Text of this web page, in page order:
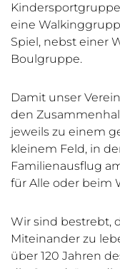
eine
Spiel, nebst einer
Boulgruppe.
Damit unser
den
jeweils zu einem
kleinem Feld, in
Familienausflug
für Alle oder beim
Wir sind bestrebt,
Miteinander zu
über 120 Jahren